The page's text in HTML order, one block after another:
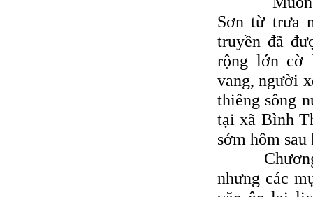
Sơn từ trưa
truyền đã
rộng lớn cờ
vang, người
thiêng sông
tại xã Bình
sớm hôm
Chương
nhưng các